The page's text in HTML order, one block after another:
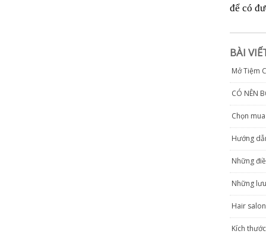
để có
BÀI
Mở Tiệm
CÓ NÊN
Chọn
Hướng
Những
Những
Hair
Kích